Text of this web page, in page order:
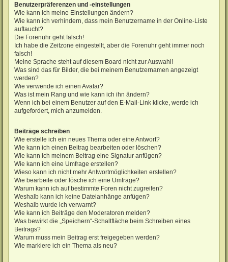
Benutzerpräferenzen und -einstellungen
Wie kann ich meine Einstellungen ändern?
Wie kann ich verhindern, dass mein Benutzername in der Online-Liste
auftaucht?
Die Forenuhr geht falsch!
Ich habe die Zeitzone eingestellt, aber die Forenuhr geht immer noch
falsch!
Meine Sprache steht auf diesem Board nicht zur Auswahl!
Was sind das für Bilder, die bei meinem Benutzernamen angezeigt
werden?
Wie verwende ich einen Avatar?
Was ist mein Rang und wie kann ich ihn ändern?
Wenn ich bei einem Benutzer auf den E-Mail-Link klicke, werde ich
aufgefordert, mich anzumelden.
Beiträge schreiben
Wie erstelle ich ein neues Thema oder eine Antwort?
Wie kann ich einen Beitrag bearbeiten oder löschen?
Wie kann ich meinem Beitrag eine Signatur anfügen?
Wie kann ich eine Umfrage erstellen?
Wieso kann ich nicht mehr Antwortmöglichkeiten erstellen?
Wie bearbeite oder lösche ich eine Umfrage?
Warum kann ich auf bestimmte Foren nicht zugreifen?
Weshalb kann ich keine Dateianhänge anfügen?
Weshalb wurde ich verwarnt?
Wie kann ich Beiträge den Moderatoren melden?
Was bewirkt die „Speichern“-Schaltfläche beim Schreiben eines
Beitrags?
Warum muss mein Beitrag erst freigegeben werden?
Wie markiere ich ein Thema als neu?